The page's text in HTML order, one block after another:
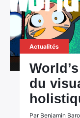
Actualités
du
Par Benjamin